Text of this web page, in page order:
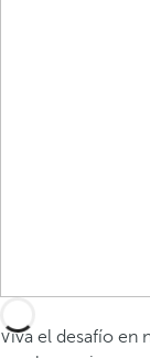
Viva el desafío en